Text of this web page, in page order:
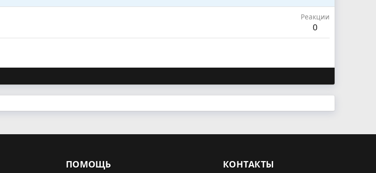
Реакции
0
ПОМОЩЬ КОНТАКТЫ